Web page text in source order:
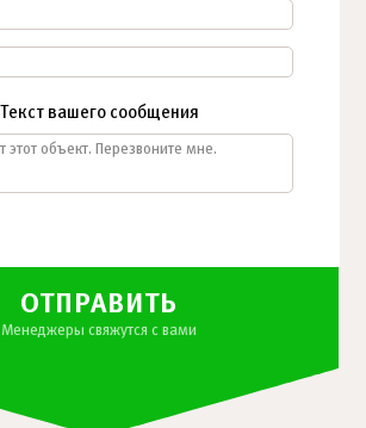
Текст вашего сообщения
ОТПРАВИТЬ
Менеджеры свяжутся с вами